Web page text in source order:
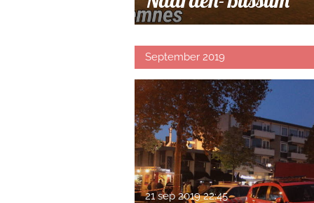
September 2019
21 sep 2019 22:45